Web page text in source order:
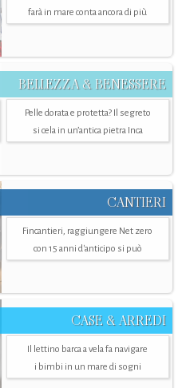
farà in mare conta ancora di più
BELLEZZA & BENESSERE
Pelle dorata e protetta? Il segreto
si cela in un’antica pietra Inca
CANTIERI
Fincantieri, raggiungere Net zero
con 15 anni d'anticipo si può
CASE & ARREDI
Il lettino barca a vela fa navigare
i bimbi in un mare di sogni